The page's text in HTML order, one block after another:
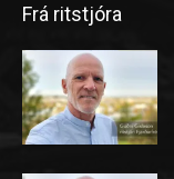
Frá ritstjóra